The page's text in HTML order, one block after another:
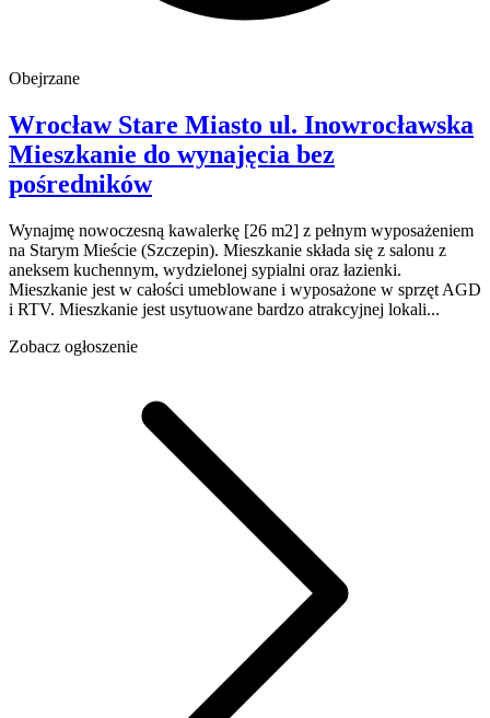
Obejrzane
Wrocław Stare Miasto ul. Inowrocławska
Mieszkanie do wynajęcia bez
pośredników
Wynajmę nowoczesną kawalerkę [26 m2] z pełnym wyposażeniem
na Starym Mieście (Szczepin). Mieszkanie składa się z salonu z
aneksem kuchennym, wydzielonej sypialni oraz łazienki.
Mieszkanie jest w całości umeblowane i wyposażone w sprzęt AGD
i RTV. Mieszkanie jest usytuowane bardzo atrakcyjnej lokali...
Zobacz ogłoszenie